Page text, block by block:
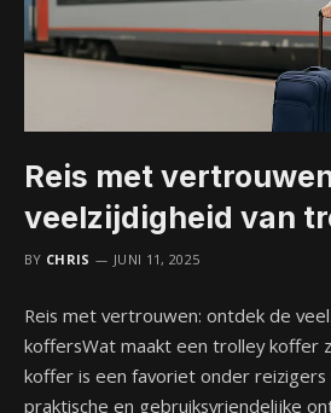
Reis met
veelzijdigheid van
BY CHRIS JUNI 11, 2025
Reis met vertrouwen: ontdek de
koffersWat maakt een trolley koffer
koffer is een favoriet onder reizigers
praktische en gebruiksvriendelijke